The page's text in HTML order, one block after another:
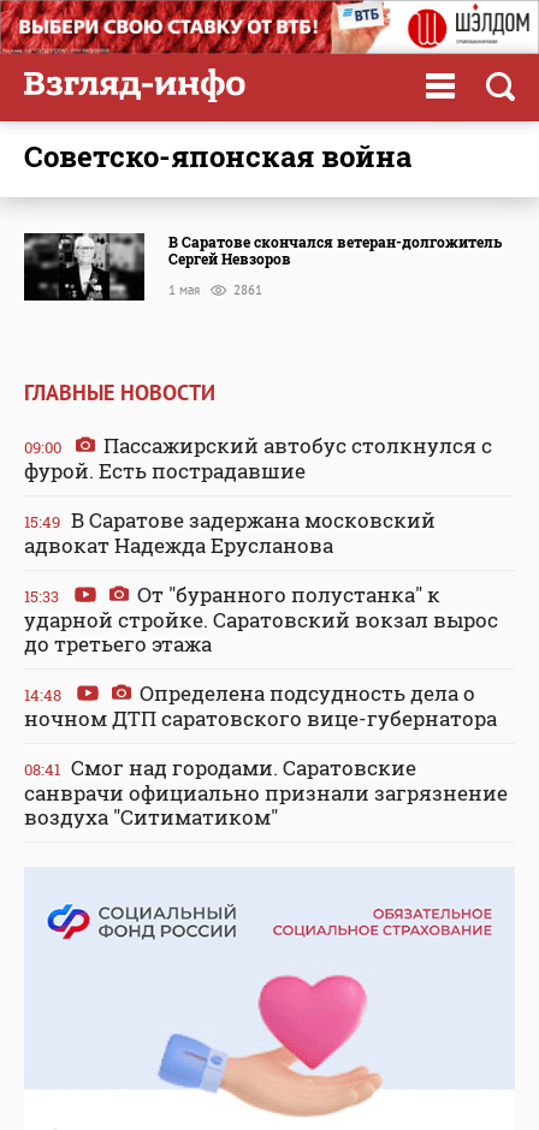
советско-японская война
В Саратове скончался ветеран-долгожитель
Сергей Невзоров
1 мая 2861
ГЛАВНЫЕ НОВОСТИ
09:00
Пассажирский автобус столкнулся с
фурой. Есть пострадавшие
15:49 В Саратове задержана московский
адвокат Надежда Ерусланова
15:33
От "буранного полустанка" к
ударной стройке. Саратовский вокзал вырос
до третьего этажа
14:48
Определена подсудность дела о
ночном ДТП саратовского вице-губернатора
08:41 Смог над городами. Саратовские
санврачи официально признали загрязнение
воздуха "Ситиматиком"